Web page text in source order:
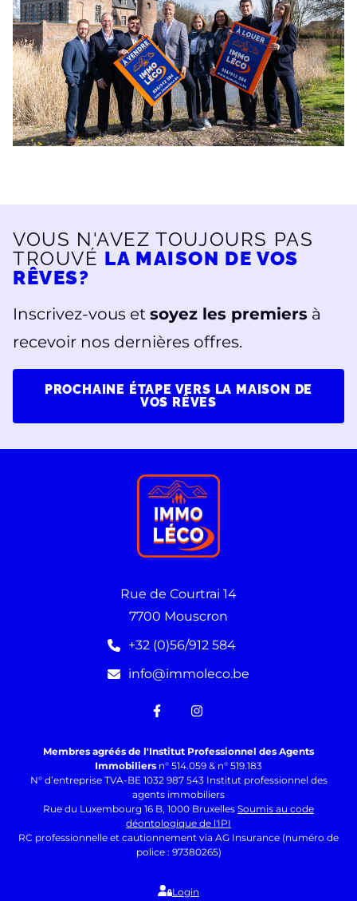
VOUS N'AVEZ TOUJOURS PAS
TROUVÉ LA MAISON DE VOS
RÊVES?
Inscrivez-vous et soyez les premiers à
recevoir nos dernières offres.
PROCHAINE ÉTAPE VERS LA MAISON DE
VOS RÊVES
Rue de Courtrai 14
7700 Mouscron
+32 (0)56/912 584
info@immoleco.be
Membres agréés de l'Institut Professionnel des Agents
Immobiliers n° 514.059 & n° 519.183
N° d’entreprise TVA-BE 1032 987 543 Institut professionnel des
agents immobiliers
Rue du Luxembourg 16 B, 1000 Bruxelles Soumis au code
déontologique de l'IPI
RC professionnelle et cautionnement via AG Insurance (numéro de
police : 97380265)
Login